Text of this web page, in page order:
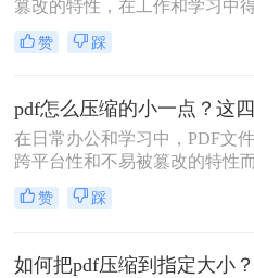
篡改的特性，在工作和学习中
广泛应用。然而，PDF文件有时
过大，不便于存储和传输。那么
有效的PDF压缩方法。
赞 踩
在日常办公和学习中，PDF文
跨平台性和不易被篡改的特性
泛使用。然而，有时PDF文件过
会给传输和存储带来不便。那么
将PDF压缩得更小的方法。
赞 踩